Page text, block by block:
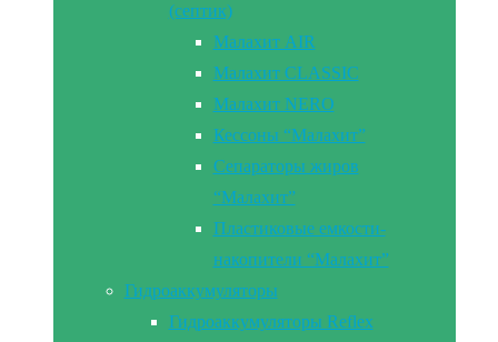
(септик)
Малахит AIR
Малахит CLASSIC
Малахит NERO
Кессоны “Малахит”
Сепараторы жиров
“Малахит”
Пластиковые емкости-
накопители “Малахит”
Гидроаккумуляторы
Гидроаккумуляторы Reflex